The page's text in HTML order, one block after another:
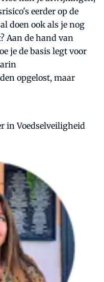
eerder op de
doen ook als je nog
Aan de hand van
je de basis legt voor
opgelost, maar
in Voedselveiligheid